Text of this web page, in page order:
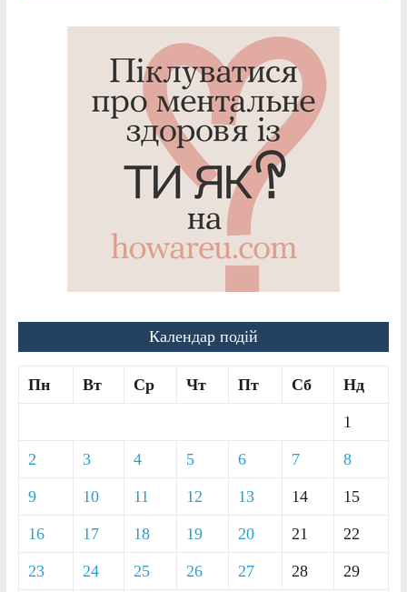
Календар подій
Пн Вт Ср Чт Пт Сб Нд
1
2 3 4 5 6 7 8
9 10 11 12 13 14 15
16 17 18 19 20 21 22
23 24 25 26 27 28 29